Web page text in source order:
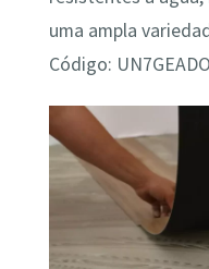
uma ampla
Código: